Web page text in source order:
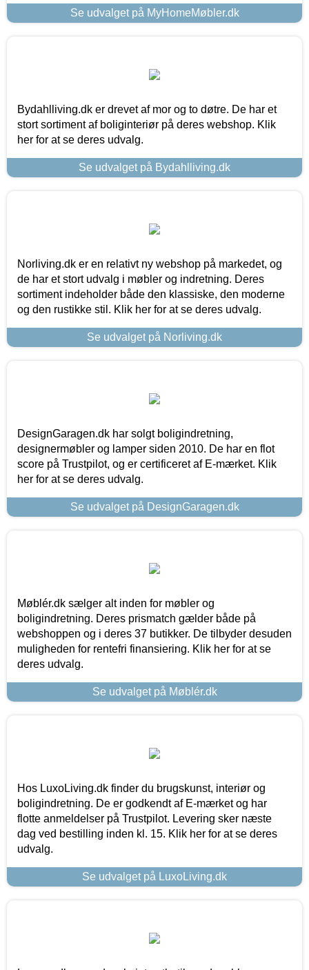
Se udvalget på MyHomeMøbler.dk
Bydahlliving.dk er drevet af mor og to døtre. De har et
stort sortiment af boliginteriør på deres webshop. Klik
her for at se deres udvalg.
Se udvalget på Bydahlliving.dk
Norliving.dk er en relativt ny webshop på markedet, og
de har et stort udvalg i møbler og indretning. Deres
sortiment indeholder både den klassiske, den moderne
og den rustikke stil. Klik her for at se deres udvalg.
Se udvalget på Norliving.dk
DesignGaragen.dk har solgt boligindretning,
designermøbler og lamper siden 2010. De har en flot
score på Trustpilot, og er certificeret af E-mærket. Klik
her for at se deres udvalg.
Se udvalget på DesignGaragen.dk
Møblér.dk sælger alt inden for møbler og
boligindretning. Deres prismatch gælder både på
webshoppen og i deres 37 butikker. De tilbyder desuden
muligheden for rentefri finansiering. Klik her for at se
deres udvalg.
Se udvalget på Møblér.dk
Hos LuxoLiving.dk finder du brugskunst, interiør og
boligindretning. De er godkendt af E-mærket og har
flotte anmeldelser på Trustpilot. Levering sker næste
dag ved bestilling inden kl. 15. Klik her for at se deres
udvalg.
Se udvalget på LuxoLiving.dk